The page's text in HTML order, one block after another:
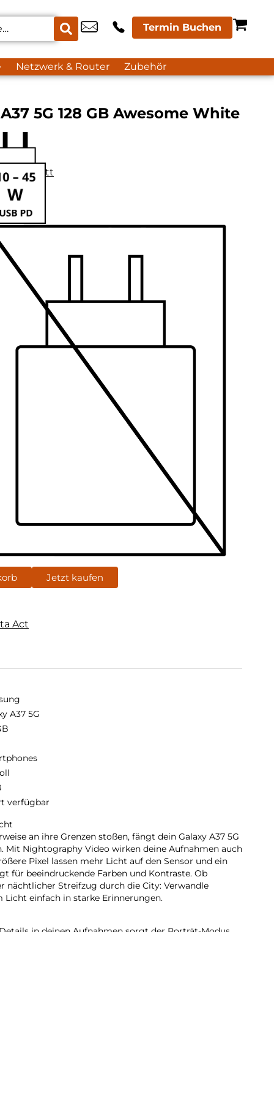
Termin Buchen
Netzwerk & Router Zubehör
5G 128 GB Awesome White
Jetzt kaufen
Act
A37 5G
verfügbar
an ihre Grenzen stoßen, fängt dein Galaxy A37 5G
Mit Nightography Video wirken deine Aufnahmen auch
Pixel lassen mehr Licht auf den Sensor und ein
für beeindruckende Farben und Kontraste. Ob
nächtlicher Streifzug durch die City: Verwandle
Licht einfach in starke Erinnerungen.
in deinen Aufnahmen sorgt der Porträt-Modus.
automatisch Elemente wie Hauttöne, Haare,